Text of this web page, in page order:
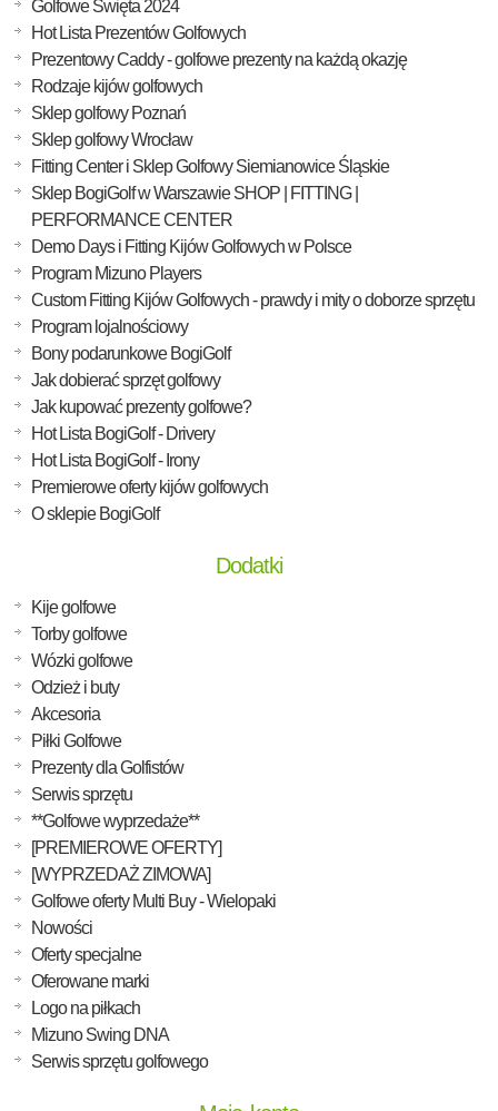
Golfowe Święta 2024
Hot Lista Prezentów Golfowych
Prezentowy Caddy - golfowe prezenty na każdą okazję
Rodzaje kijów golfowych
Sklep golfowy Poznań
Sklep golfowy Wrocław
Fitting Center i Sklep Golfowy Siemianowice Śląskie
Sklep BogiGolf w Warszawie SHOP | FITTING |
PERFORMANCE CENTER
Demo Days i Fitting Kijów Golfowych w Polsce
Program Mizuno Players
Custom Fitting Kijów Golfowych - prawdy i mity o doborze sprzętu
Program lojalnościowy
Bony podarunkowe BogiGolf
Jak dobierać sprzęt golfowy
Jak kupować prezenty golfowe?
Hot Lista BogiGolf - Drivery
Hot Lista BogiGolf - Irony
Premierowe oferty kijów golfowych
O sklepie BogiGolf
Dodatki
Kije golfowe
Torby golfowe
Wózki golfowe
Odzież i buty
Akcesoria
Piłki Golfowe
Prezenty dla Golfistów
Serwis sprzętu
**Golfowe wyprzedaże**
[PREMIEROWE OFERTY]
[WYPRZEDAŻ ZIMOWA]
Golfowe oferty Multi Buy - Wielopaki
Nowości
Oferty specjalne
Oferowane marki
Logo na piłkach
Mizuno Swing DNA
Serwis sprzętu golfowego